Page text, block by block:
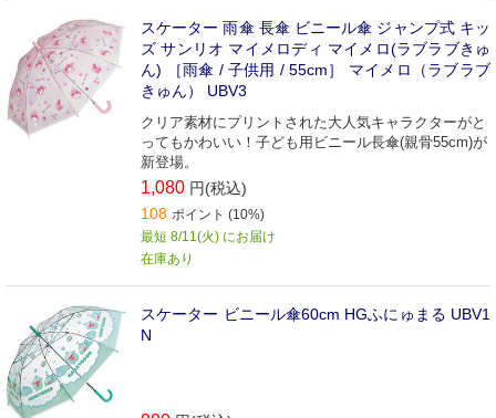
スケーター 雨傘 長傘 ビニール傘 ジャンプ式 キッ
ズ サンリオ マイメロディ マイメロ(ラブラブきゅ
ん) ［雨傘 / 子供用 / 55cm］ マイメロ（ラブラブ
きゅん） UBV3
クリア素材にプリントされた大人気キャラクターがと
ってもかわいい！子ども用ビニール長傘(親骨55cm)が
新登場。
1,080 円(税込)
108 ポイント (10%)
最短 8/11(火) にお届け
在庫あり
スケーター ビニール傘60cm HGふにゅまる UBV1
N